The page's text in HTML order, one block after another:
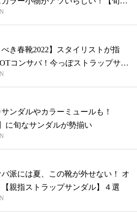
べき春靴2022】スタイリストが指
コンサバ！今っぽストラップサ
ンダルやカラーミュールも！
に旬なサンダルが勢揃い
バ派には夏、この靴が外せない！ オ
【親指ストラップサンダル】４選